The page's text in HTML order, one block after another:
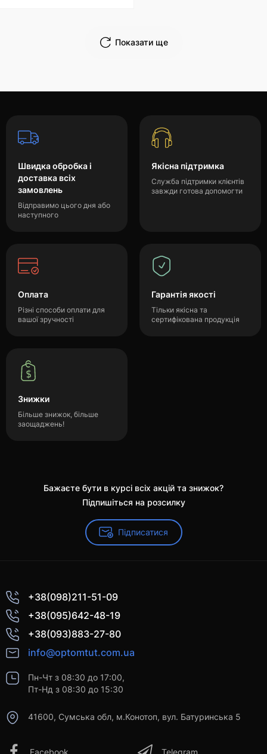
Показати ще
Швидка обробка і
доставка всіх
замовлень
Відправимо цього дня або
наступного
Якісна підтримка
Служба підтримки клієнтів
завжди готова допомогти
Оплата
Різні способи оплати для
вашої зручності
Гарантія якості
Тільки якісна та
сертифікована продукція
Знижки
Більше знижок, більше
заощаджень!
Бажаєте бути в курсі всіх акцій та знижок?
Підпишіться на розсилку
Підписатися
+38(098)211-51-09
+38(095)642-48-19
+38(093)883-27-80
info@optomtut.com.ua
Пн-Чт з 08:30 до 17:00,
Пт-Нд з 08:30 до 15:30
41600, Сумська обл, м.Конотоп, вул. Батуринська 5
Facebook Telegram